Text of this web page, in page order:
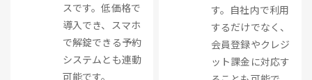
スです。低価格で
導入でき、スマホ
で解錠できる予約
システムとも連動
可能です。
す。自社内で利用
するだけでなく、
会員登録やクレジ
ット課金に対応す